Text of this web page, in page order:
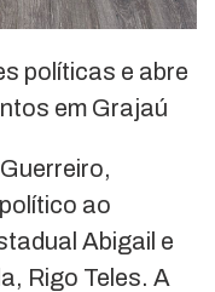
políticas e abre
em Grajaú
ao
Abigail e
Rigo Teles. A